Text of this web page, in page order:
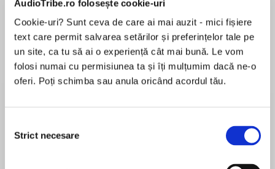
AudioTribe.ro folosește cookie-uri
Cookie-uri? Sunt ceva de care ai mai auzit - mici fișiere
text care permit salvarea setărilor și preferințelor tale pe
un site, ca tu să ai o experiență cât mai bună. Le vom
folosi numai cu permisiunea ta și îți mulțumim dacă ne-o
oferi. Poți schimba sau anula oricând acordul tău.
consimțământului
Strict necesare
Desprecarte
She wanted his baby…and he wanted her. Don’t
miss this beloved classic from #1 New York
Meg McKettrick longs for a baby—husband
optional. Perfect father material is gorgeous
Brad O’Ballivan, old flame and new owner of his